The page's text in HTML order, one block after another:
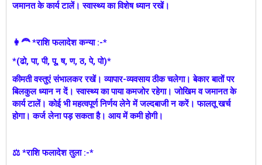
जमानत के कार्य टालें। स्वास्थ्य का विशेष ध्यान रखें।
👩‍🦰 *राशि फलादेश कन्या :-*
*(ढो, पा, पी, पू, ष, ण, ठ, पे, पो)*
कीमती वस्तुएं संभालकर रखें। व्यापार-व्यवसाय ठीक चलेगा। बेकार बातों पर
बिलकुल ध्यान न दें। स्वास्थ्य का पाया कमजोर रहेगा। जोखिम व जमानत के
कार्य टालें। कोई भी महत्वपूर्ण निर्णय लेने में जल्दबाजी न करें। फालतू खर्च
होगा। कर्ज लेना पड़ सकता है। आय में कमी होगी।
⚖ *राशि फलादेश तुला :-*